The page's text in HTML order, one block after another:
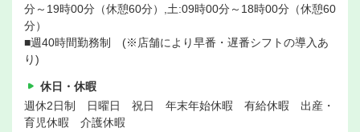
分～19時00分（休憩60分）,土:09時00分～18時00分（休憩60
分）
■週40時間勤務制 (※店舗により早番・遅番シフトの導入あ
り)
休日・休暇
週休2日制 日曜日 祝日 年末年始休暇 有給休暇 出産・
育児休暇 介護休暇